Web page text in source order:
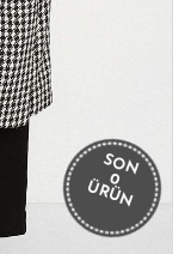
SON
0
ÜRÜN